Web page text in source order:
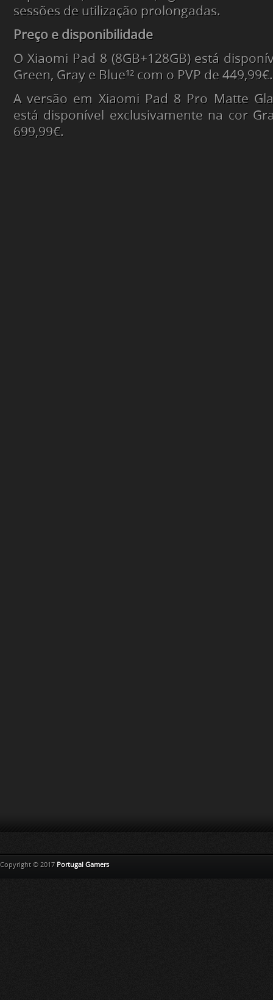
sessões de utilização prolongadas.
Preço e disponibilidade
O Xiaomi Pad 8 (8GB+128GB) está
Green, Gray e Blue¹² com o PVP de 449,99€.
A versão em Xiaomi Pad 8 Pro Matte
está disponível exclusivamente na cor
699,99€.
Copyright © 2017 Portugal Gamers